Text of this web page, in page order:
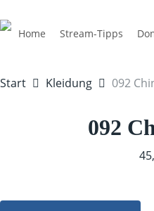
to
Home Stream-Tipps
Start Kleidung 092
092